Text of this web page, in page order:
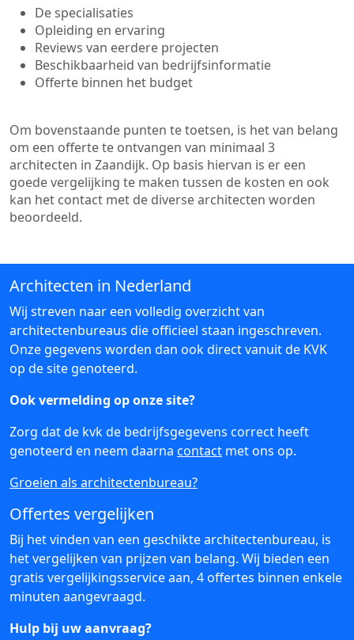
De specialisaties
Opleiding en ervaring
Reviews van eerdere projecten
Beschikbaarheid van bedrijfsinformatie
Offerte binnen het budget
Om bovenstaande punten te toetsen, is het van belang
om een offerte te ontvangen van minimaal 3
architecten in Zaandijk. Op basis hiervan is er een
goede vergelijking te maken tussen de kosten en ook
kan het contact met de diverse architecten worden
beoordeeld.
Architecten in Nederland
Wij streven naar een volledig overzicht van
architectenbureaus die officieel staan ingeschreven.
Onze gegevens worden dan ook direct vanuit de KVK
op de site genoteerd.
Ook vermelding op onze site?
Zorg dat de kvk de bedrijfsgegevens correct heeft
genoteerd en neem daarna contact met ons op.
Groeien als architectenbureau?
Offertes vergelijken
Bij het vinden van een geschikte architectenbureau, is
het vergelijken van prijzen van belang. Wij bieden een
gratis vergelijkingsservice aan, 4 offertes binnen enkele
minuten aangevraagd.
Hulp bij uw aanvraag?